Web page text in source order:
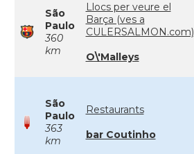
São
Paulo
360
km
Llocs per veure el
Barça (ves a
CULERSALMON.com)
O\'Malleys
São
Paulo
363
km
Restaurants
bar Coutinho